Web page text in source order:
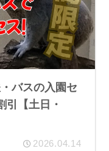
バスの入園セ
引【土日・
2026.04.14